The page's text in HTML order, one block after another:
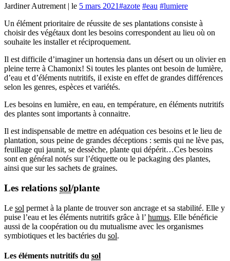
Jardiner Autrement| le 5 mars 2021#azote #eau #lumiere
Un élément prioritaire de réussite de ses plantations consiste à
choisir des végétaux dont les besoins correspondent au lieu où on
souhaite les installer et réciproquement.
Il est difficile d’imaginer un hortensia dans un désert ou un olivier en
pleine terre à Chamonix! Si toutes les plantes ont besoin de lumière,
d’eau et d’éléments nutritifs, il existe en effet de grandes différences
selon les genres, espèces et variétés.
Les besoins en lumière, en eau, en température, en éléments nutritifs
des plantes sont importants à connaitre.
Il est indispensable de mettre en adéquation ces besoins et le lieu de
plantation, sous peine de grandes déceptions : semis qui ne lève pas,
feuillage qui jaunit, se dessèche, plante qui dépérit…Ces besoins
sont en général notés sur l’étiquette ou le packaging des plantes,
ainsi que sur les sachets de graines.
Les relations sol/plante
Le sol permet à la plante de trouver son ancrage et sa stabilité. Elle y
puise l’eau et les éléments nutritifs grâce à l’ humus. Elle bénéficie
aussi de la coopération ou du mutualisme avec les organismes
symbiotiques et les bactéries du sol.
Les éléments nutritifs du sol